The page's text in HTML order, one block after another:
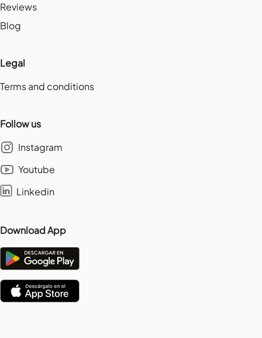
Reviews
Blog
Legal
Terms and conditions
Follow us
Instagram
Youtube
Linkedin
Download App